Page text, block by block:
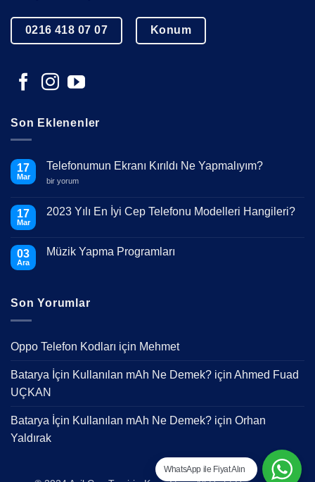
0216 418 07 07 Konum
Son Eklenenler
17
Mar
Telefonumun Ekranı Kırıldı Ne Yapmalıyım?
Telefonumun
Ne
Yapmalıyım?
bir yorum
17
Mar
2023 Yılı En İyi Cep Telefonu Modelleri Hangileri?
Yılı
Modelleri
Hangileri?
03
Ara
Müzik Yapma Programları
Programları
Son Yorumlar
Oppo Telefon Kodları için Mehmet
Batarya İçin Kullanılan mAh Ne Demek? için Ahmed Fuad
UÇKAN
Batarya İçin Kullanılan mAh Ne Demek? için Orhan
Yaldırak
WhatsApp ile Fiyat Alın